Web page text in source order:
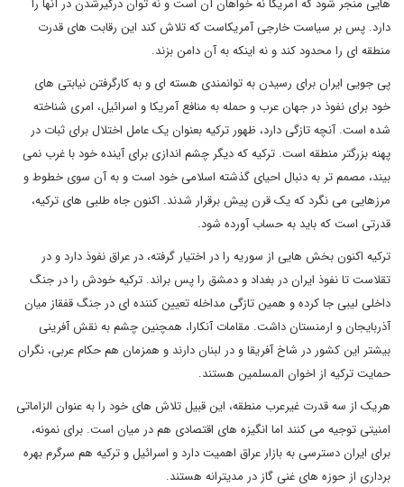
دارد. پس بر سیاست خارجی آمریکاست که تلاش کند این رقابت های قدرت
منطقه ای را محدود کند و نه اینکه به آن دامن بزند.
پی جویی ایران برای رسیدن به توانمندی هسته ای و به کارگرفتن نیابتی های
خود برای نفوذ در جهان عرب و حمله به منافع آمریکا و اسرائیل، امری شناخته
شده است. آنچه تازگی دارد، ظهور ترکیه بعنوان یک عامل اختلال برای ثبات در
پهنه بزرگتر منطقه است. ترکیه که دیگر چشم اندازی برای آینده خود با غرب نمی
بیند، مصمم تر به دنبال احیای گذشته اسلامی خود است و به آن سوی خطوط و
مرزهایی می نگرد که یک قرن پیش برقرار شدند. اکنون جاه طلبی های ترکیه،
قدرتی است که باید به حساب آورده شود.
ترکیه اکنون بخش هایی از سوریه را در اختیار گرفته، در عراق نفوذ دارد و در
تقلاست تا نفوذ ایران در بغداد و دمشق را پس براند. ترکیه خودش را در جنگ
داخلی لیبی جا کرده و همین تازگی مداخله تعیین کننده ای در جنگ قفقاز میان
آذربایجان و ارمنستان داشت. مقامات آنکارا، همچنین چشم به نقش آفرینی
بیشتر این کشور در شاخ آفریقا و در لبنان دارند و همزمان هم حکام عربی، نگران
حمایت ترکیه از اخوان المسلمین هستند.
هریک از سه قدرت غیرعرب منطقه، این قبیل تلاش های خود را به عنوان الزاماتی
امنیتی توجیه می کنند اما انگیزه های اقتصادی هم در میان است. برای نمونه،
برای ایران دسترسی به بازار عراق اهمیت دارد و اسرائیل و ترکیه هم سرگرم بهره
برداری از حوزه های غنی گاز در مدیترانه هستند.